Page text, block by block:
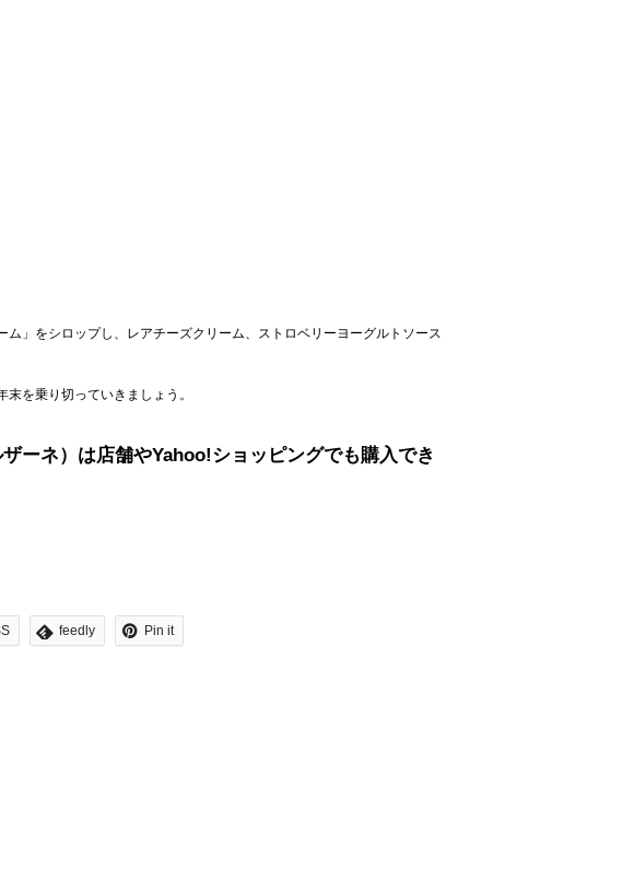
」をシロップし、レアチーズクリーム、ストロベリーヨーグルトソース
を乗り切っていきましょう。
ーネ）は店舗やYahoo!ショッピングでも購入でき
feedly Pin it